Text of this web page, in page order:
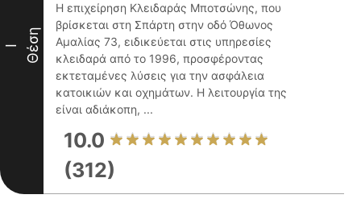
I Θέση
Η επιχείρηση Κλειδαράς Μποτσώνης, που
βρίσκεται στη Σπάρτη στην οδό Όθωνος
Αμαλίας 73, ειδικεύεται στις υπηρεσίες
κλειδαρά από το 1996, προσφέροντας
εκτεταμένες λύσεις για την ασφάλεια
κατοικιών και οχημάτων. Η λειτουργία της
είναι αδιάκοπη, ...
10.0
(312)